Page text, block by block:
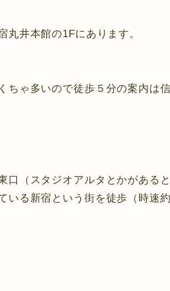
丸井本館の1Fにあります。
ちゃ多いので徒歩５分の案内は
口（スタジオアルタとかがある
いる新宿という街を徒歩（時速